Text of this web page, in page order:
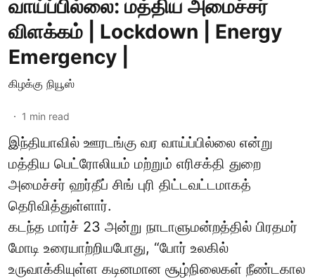
வாய்ப்பில்லை: மத்திய அமைச்சர்
விளக்கம் | Lockdown | Energy
Emergency |
கிழக்கு நியூஸ்
1 min read
இந்தியாவில் ஊரடங்கு வர வாய்ப்பில்லை என்று
மத்திய பெட்ரோலியம் மற்றும் எரிசக்தி துறை
அமைச்சர் ஹர்தீப் சிங் புரி திட்டவட்டமாகத்
தெரிவித்துள்ளார்.
கடந்த மார்ச் 23 அன்று நாடாளுமன்றத்தில் பிரதமர்
மோடி உரையாற்றியபோது, “போர் உலகில்
உருவாக்கியுள்ள கடினமான சூழ்நிலைகள் நீண்டகால